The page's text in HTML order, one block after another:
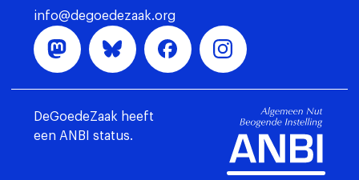
info@degoedezaak.org
DeGoedeZaak heeft
een ANBI status.